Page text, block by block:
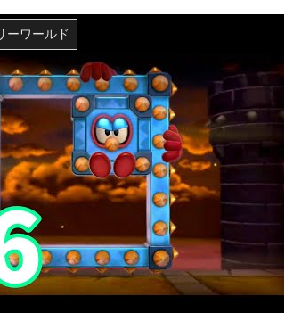
ーワールド